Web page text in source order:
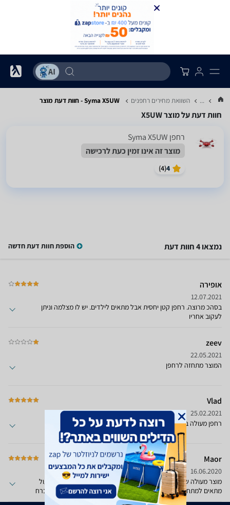
... השוואת מחירים רחפנים Syma X5UW - חוות דעת מוצר
חוות דעת על מוצר X5UW
רחפן Syma X5UW
מוצר זה אינו זמין כעת לרכישה
4
(
4
)
נמצאו 4 חוות דעת הוספת חוות דעת חדשה
אופירה
12.07.2021
בסהכ מרוצה. רחפן קטן יחסית אבל מתאים לילדים. יש לו מצלמה וניתן
לעקוב אחריו
zeev
22.05.2021
המוצר מתחזה לרחפן
Vlad
25.02.2021
רחפן מעולה במיעוד למתחילים
Maor
16.06.2020
מוצר מעולה שנקנה לילד שלי כולל אפליקציה לצילום לייב ,קל לתפעול
מתאים למתחילים עם כפתור המראה והנחתה שהרחפן לא יעלם או יברח
מאוד חשוב , ממליץ מאוד !!!